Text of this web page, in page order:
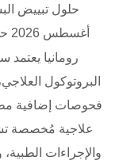
حلول تبييض
أغسطس 2026 حوالي
رومانيا
البروتوكول
فحوصات إضافية
علاجية مُخصصة
والإجراءات الطبية،